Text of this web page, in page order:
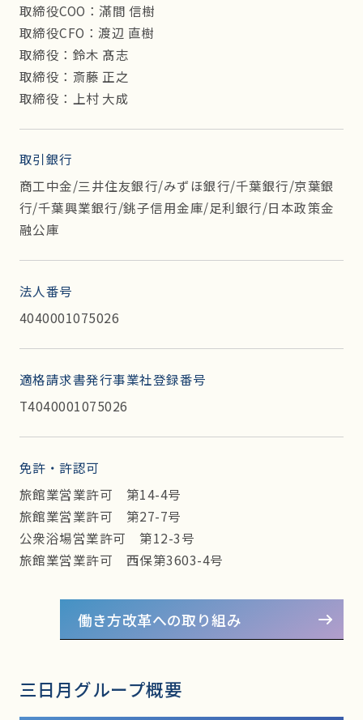
取締役COO：滿間 信樹
取締役CFO：渡辺 直樹
取締役：鈴木 髙志
取締役：斎藤 正之
取締役：上村 大成
取引銀行
商工中金/三井住友銀行/みずほ銀行/千葉銀行/京葉銀
行/千葉興業銀行/銚子信用金庫/足利銀行/日本政策金
融公庫
法人番号
4040001075026
適格請求書発行事業社登録番号
T4040001075026
免許・許認可
旅館業営業許可 第14-4号
旅館業営業許可 第27-7号
公衆浴場営業許可 第12-3号
旅館業営業許可 西保第3603-4号
働き方改革への取り組み
三日月グループ概要